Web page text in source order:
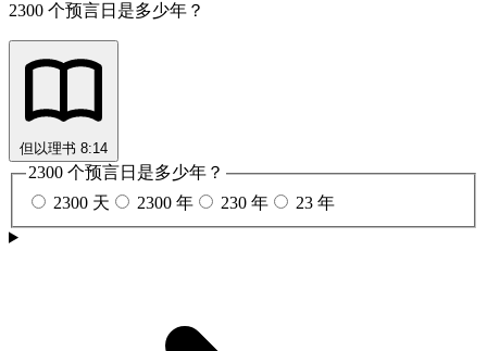
2300 个预言日是多少年？
但以理书 8:14
2300 个预言日是多少年？
2300 天
2300 年 230 年 23 年